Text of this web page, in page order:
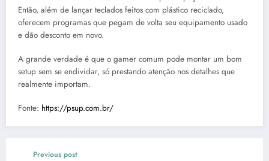
Então, além de lançar teclados feitos com plástico reciclado,
oferecem programas que pegam de volta seu equipamento usado
e dão desconto em novo.
A grande verdade é que o gamer comum pode montar um bom
setup sem se endividar, só prestando atenção nos detalhes que
realmente importam.
Fonte: https://psup.com.br/
Previous post